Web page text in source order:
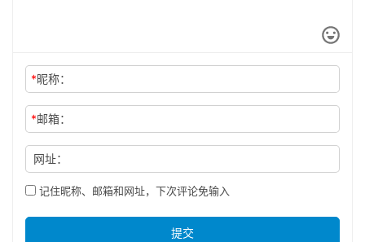
*昵称：
*邮箱：
网址：
记住昵称、邮箱和网址，下次评论免输入
提交